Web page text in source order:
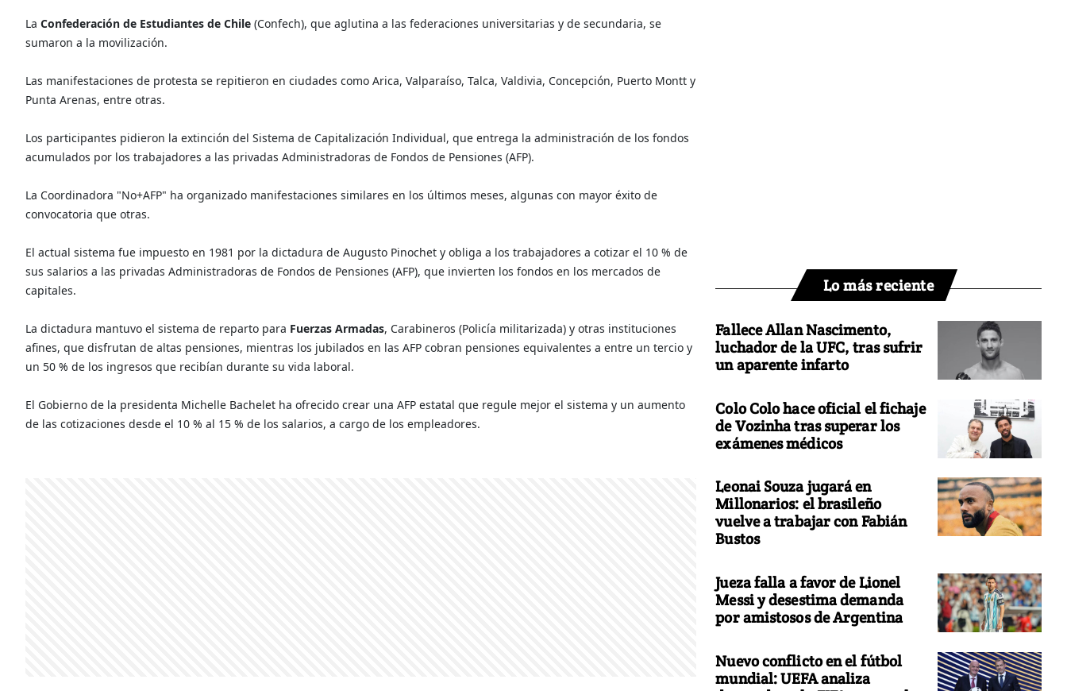
La Confederación de Estudiantes de Chile (Confech), que aglutina a las federaciones universitarias y de secundaria, se
sumaron a la movilización.
Las manifestaciones de protesta se repitieron en ciudades como Arica, Valparaíso, Talca, Valdivia, Concepción, Puerto Montt y
Punta Arenas, entre otras.
Los participantes pidieron la extinción del Sistema de Capitalización Individual, que entrega la administración de los fondos
acumulados por los trabajadores a las privadas Administradoras de Fondos de Pensiones (AFP).
La Coordinadora "No+AFP" ha organizado manifestaciones similares en los últimos meses, algunas con mayor éxito de
convocatoria que otras.
El actual sistema fue impuesto en 1981 por la dictadura de Augusto Pinochet y obliga a los trabajadores a cotizar el 10 % de
sus salarios a las privadas Administradoras de Fondos de Pensiones (AFP), que invierten los fondos en los mercados de
capitales.
La dictadura mantuvo el sistema de reparto para Fuerzas Armadas, Carabineros (Policía militarizada) y otras instituciones
afines, que disfrutan de altas pensiones, mientras los jubilados en las AFP cobran pensiones equivalentes a entre un tercio y
un 50 % de los ingresos que recibían durante su vida laboral.
El Gobierno de la presidenta Michelle Bachelet ha ofrecido crear una AFP estatal que regule mejor el sistema y un aumento
de las cotizaciones desde el 10 % al 15 % de los salarios, a cargo de los empleadores.
Lo más reciente
Fallece Allan Nascimento,
luchador de la UFC, tras sufrir
un aparente infarto
Colo Colo hace oficial el fichaje
de Vozinha tras superar los
exámenes médicos
Leonai Souza jugará en
Millonarios: el brasileño
vuelve a trabajar con Fabián
Bustos
Jueza falla a favor de Lionel
Messi y desestima demanda
por amistosos de Argentina
Nuevo conflicto en el fútbol
mundial: UEFA analiza